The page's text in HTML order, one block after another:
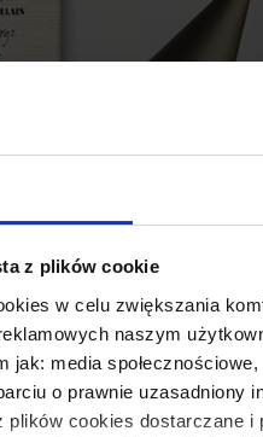
z plików cookie
w celu zwiększania
naszym
jak: media
o prawnie uzasadniony
plików cookies dostarczane